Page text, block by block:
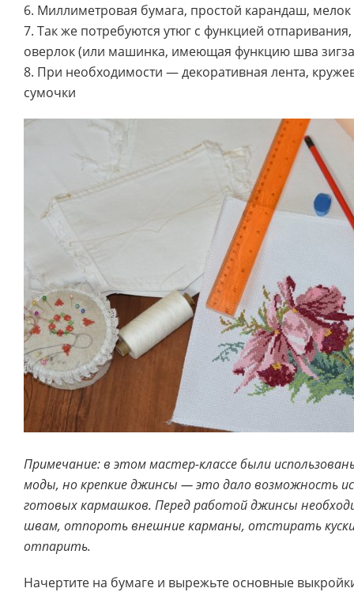
6. Миллиметровая бумага, простой карандаш, мелок
7. Так же потребуются утюг с функцией
оверлок (или машинка, имеющая функцию шва
8. При необходимости — декоративная лента,
сумочки
Примечание: в этом мастер-классе были
моды, но крепкие джинсы — это дало возможность
готовых кармашков. Перед работой джинсы
швам, отпороть внешние карманы, отстирать
отпарить.
Начертите на бумаге и вырежьте основные